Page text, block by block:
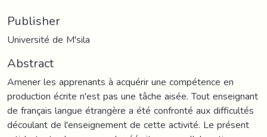
Publisher
Université de M'sila
Abstract
Amener les apprenants à acquérir une compétence en
production écrite n'est pas une tâche aisée. Tout enseignant
de français langue étrangère a été confronté aux difficultés
découlant de l'enseignement de cette activité. Le présent